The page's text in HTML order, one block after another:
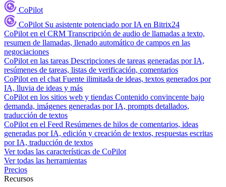
CoPilot
CoPilot Su asistente potenciado por IA en Bitrix24
CoPilot en el CRM Transcripción de audio de llamadas a texto,
resumen de llamadas, llenado automático de campos en las
negociaciones
CoPilot en las tareas Descripciones de tareas generadas por IA,
resúmenes de tareas, listas de verificación, comentarios
CoPilot en el chat Fuente ilimitada de ideas, textos generados por
IA, lluvia de ideas y más
CoPilot en los sitios web y tiendas Contenido convincente bajo
demanda, imágenes generadas por IA, prompts detallados,
traducción de textos
CoPilot en el Feed Resúmenes de hilos de comentarios, ideas
generadas por IA, edición y creación de textos, respuestas escritas
por IA, traducción de textos
Ver todas las características de CoPilot
Ver todas las herramientas
Precios
Recursos